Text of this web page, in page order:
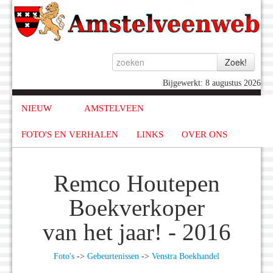
Bijgewerkt: 8 augustus 2026
NIEUW AMSTELVEEN
FOTO'S EN VERHALEN LINKS OVER ONS
Remco Houtepen
Boekverkoper
van het jaar! - 2016
Foto's -> Gebeurtenissen -> Venstra Boekhandel